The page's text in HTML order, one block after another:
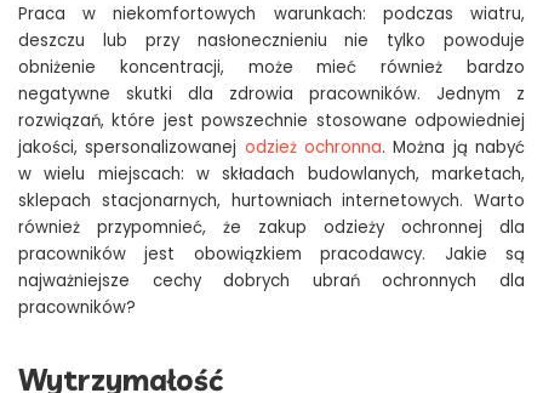
Praca w niekomfortowych warunkach: podczas wiatru,
deszczu lub przy nasłonecznieniu nie tylko powoduje
obniżenie koncentracji, może mieć również bardzo
negatywne skutki dla zdrowia pracowników. Jednym z
rozwiązań, które jest powszechnie stosowane odpowiedniej
jakości, spersonalizowanej odzież ochronna. Można ją nabyć
w wielu miejscach: w składach budowlanych, marketach,
sklepach stacjonarnych, hurtowniach internetowych. Warto
również przypomnieć, że zakup odzieży ochronnej dla
pracowników jest obowiązkiem pracodawcy. Jakie są
najważniejsze cechy dobrych ubrań ochronnych dla
pracowników?
Wytrzymałość